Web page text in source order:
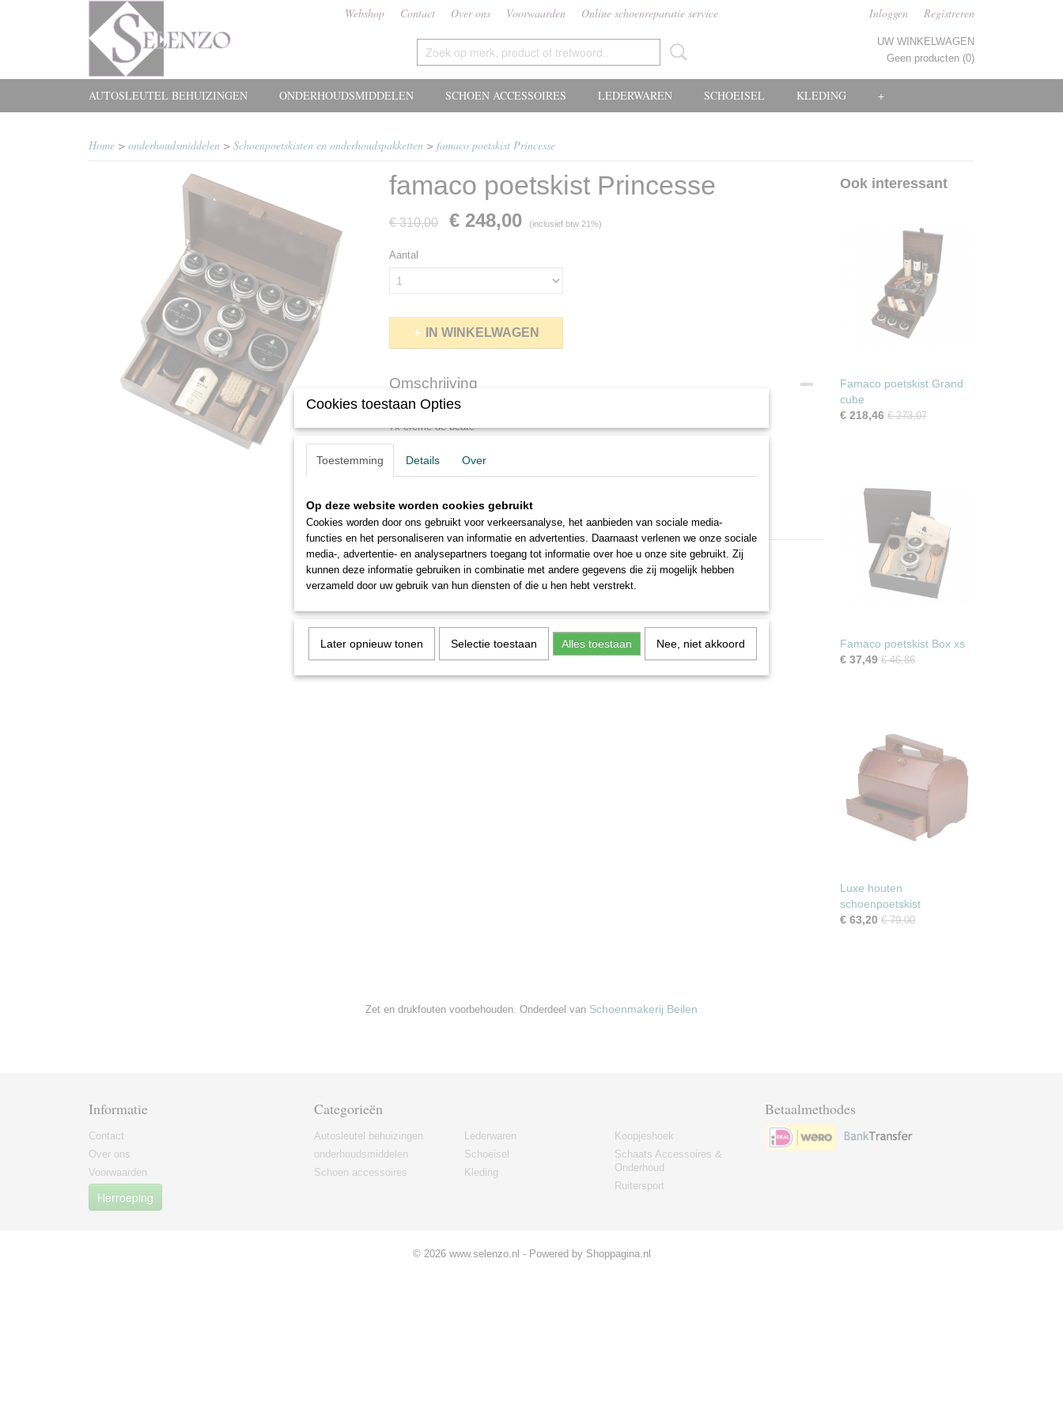
Webshop Contact Over ons Voorwaarden Online schoenreparatie service Inloggen Registreren
UW WINKELWAGEN
Geen producten (0)
AUTOSLEUTEL BEHUIZINGEN ONDERHOUDSMIDDELEN SCHOEN ACCESSOIRES LEDERWAREN SCHOEISEL KLEDING +
Home > onderhoudsmiddelen > Schoenpoetskisten en onderhoudspakketten > famaco poetskist Princesse
famaco poetskist Princesse
€ 310,00 € 248,00 (inclusief btw 21%)
Aantal
IN WINKELWAGEN
Omschrijving
Gevuld met :
7x creme de beaté
2x cirage de luxe
1x creme delicate
1x schoenlepel
2x glansborstel bubenga
2x insmeerder ovaal bubenga
Ook interessant
Famaco poetskist Grand
cube
€ 218,46 € 273,07
Famaco poetskist Box xs
€ 37,49 € 46,86
Luxe houten
schoenpoetskist
€ 63,20 € 79,00
Zet en drukfouten voorbehouden. Onderdeel van Schoenmakerij Beilen
Informatie
Contact
Over ons
Voorwaarden
Herroeping
Categorieën
Autosleutel behuizingen
onderhoudsmiddelen
Schoen accessoires
Lederwaren
Schoeisel
Kleding
Koopjeshoek
Schaats Accessoires &
Onderhoud
Ruitersport
Betaalmethodes
© 2026 www.selenzo.nl - Powered by Shoppagina.nl
Cookies toestaan Opties
Toestemming Details Over
Op deze website worden cookies gebruikt
Cookies worden door ons gebruikt voor verkeersanalyse, het aanbieden van sociale media-
functies en het personaliseren van informatie en advertenties. Daarnaast verlenen we onze sociale
media-, advertentie- en analysepartners toegang tot informatie over hoe u onze site gebruikt. Zij
kunnen deze informatie gebruiken in combinatie met andere gegevens die zij mogelijk hebben
verzameld door uw gebruik van hun diensten of die u hen hebt verstrekt.
Later opnieuw tonen Selectie toestaan Alles toestaan Nee, niet akkoord